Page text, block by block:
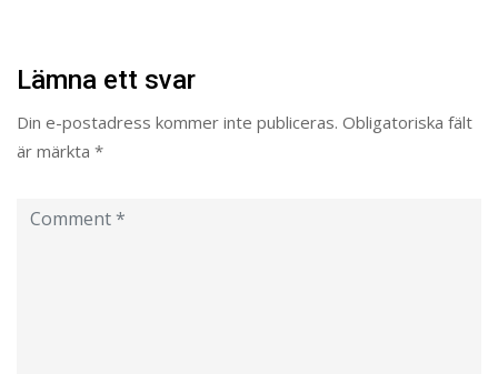
Lämna ett svar
Din e-postadress kommer inte publiceras. Obligatoriska fält
är märkta *